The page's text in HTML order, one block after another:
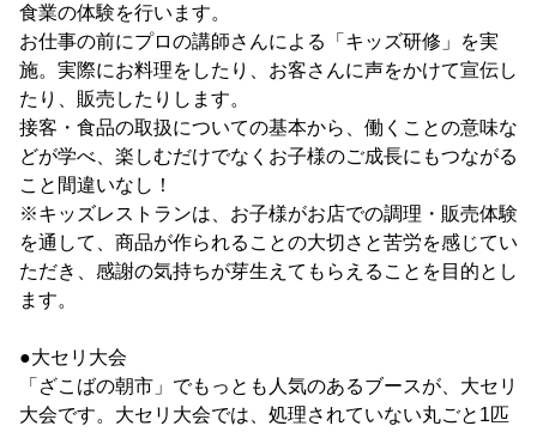
食業の体験を行います。
お仕事の前にプロの講師さんによる「キッズ研修」を実
施。実際にお料理をしたり、お客さんに声をかけて宣伝し
たり、販売したりします。
接客・食品の取扱についての基本から、働くことの意味な
どが学べ、楽しむだけでなくお子様のご成長にもつながる
こと間違いなし！
※キッズレストランは、お子様がお店での調理・販売体験
を通して、商品が作られることの大切さと苦労を感じてい
ただき、感謝の気持ちが芽生えてもらえることを目的とし
ます。
●大セリ大会
「ざこばの朝市」でもっとも人気のあるブースが、大セリ
大会です。大セリ大会では、処理されていない丸ごと1匹